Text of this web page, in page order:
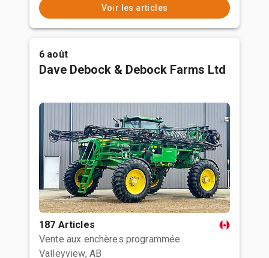
Voir les articles
6 août
Dave Debock & Debock Farms Ltd
187 Articles
Vente aux enchères programmée
Valleyview, AB